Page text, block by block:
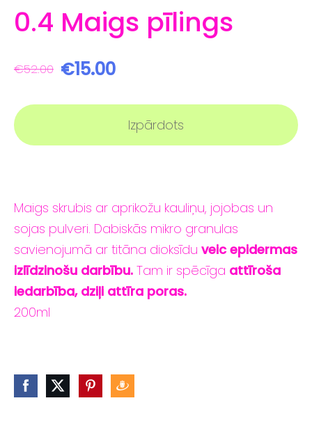
0.4 Maigs pīlings
€52.00 €15.00
Izpārdots
Maigs skrubis ar aprikožu kauliņu, jojobas un
sojas pulveri. Dabiskās mikro granulas
savienojumā ar titāna dioksīdu veic epidermas
izlīdzinošu darbību. Tam ir spēcīga attīroša
iedarbība, dziļi attīra poras.
200ml